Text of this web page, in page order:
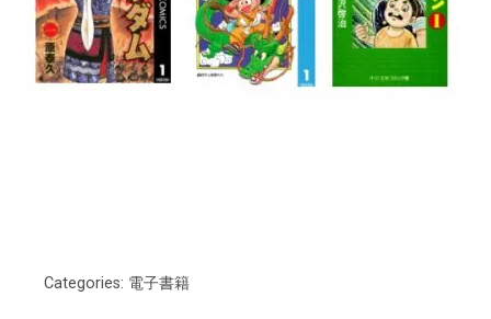
Categories: 電子書籍